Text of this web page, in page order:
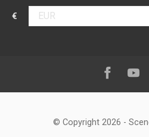
€
Selecteer valuta
Volg ons op:
© Copyright 2026 -